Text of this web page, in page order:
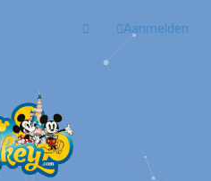
Aanmelden